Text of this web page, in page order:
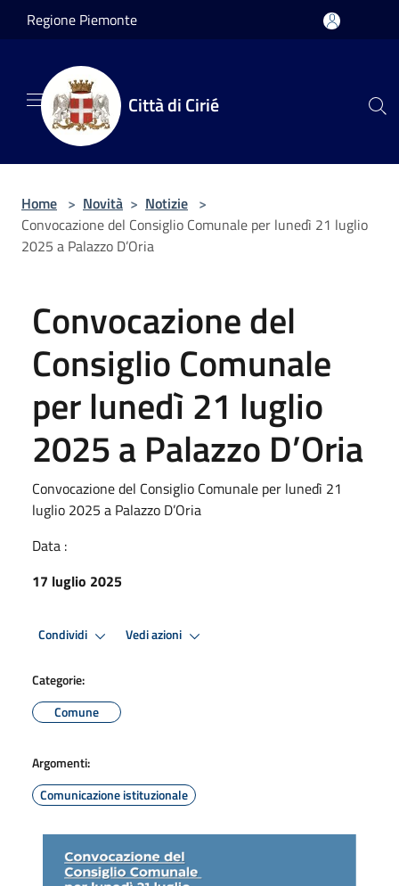
Salta al contenuto principale
Regione Piemonte
Città di Cirié
Home > Novità > Notizie >
Convocazione del Consiglio Comunale per lunedì 21 luglio
2025 a Palazzo D’Oria
Convocazione del
Consiglio Comunale
per lunedì 21 luglio
2025 a Palazzo D’Oria
Convocazione del Consiglio Comunale per lunedì 21
luglio 2025 a Palazzo D’Oria
Data :
17 luglio 2025
Condividi Vedi azioni
Categorie:
Comune
Argomenti:
Comunicazione istituzionale